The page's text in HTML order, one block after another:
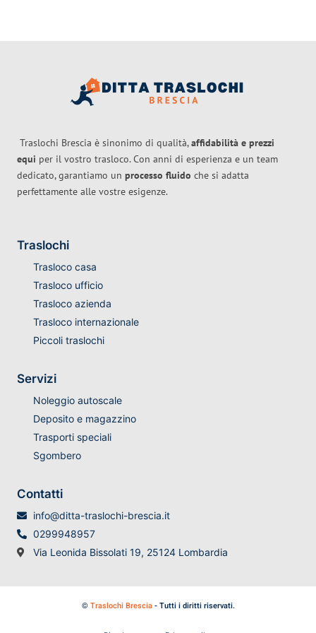
Traslochi Brescia è sinonimo di qualità,affidabilità e prezzi
equi per il vostro trasloco. Con anni di esperienza e un team
dedicato, garantiamo un processo fluido che si adatta
perfettamente alle vostre esigenze.
Traslochi
Trasloco casa
Trasloco ufficio
Trasloco azienda
Trasloco internazionale
Piccoli traslochi
Servizi
Noleggio autoscale
Deposito e magazzino
Trasporti speciali
Sgombero
Contatti
info@ditta-traslochi-brescia.it
0299948957
Via Leonida Bissolati 19, 25124 Lombardia
© Traslochi Brescia- Tutti i diritti riservati.